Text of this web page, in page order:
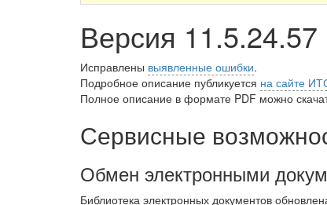
Версия 11.5.24.57
Исправлены выявленные ошибки.
Подробное описание публикуется на сайте
Полное описание в формате PDF можно
Сервисные
Обмен электронными
Библиотека электронных документов